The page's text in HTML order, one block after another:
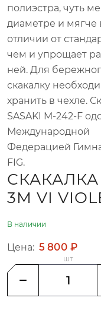
полиэстра, чуть
диаметре и мягче
отличии от
чем и упрощает
ней. Для
скакалку
хранить в чехле.
SASAKI M-242-F
Международной
Федерацией
FIG.
СКАКАЛКА
3М VI
В наличии
Цена: 5 800 ₽
шт